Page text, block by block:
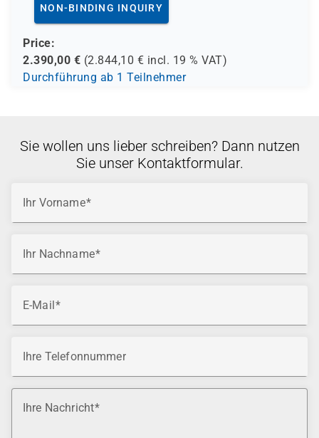
NON-BINDING INQUIRY
Price:
2.390,00 € (2.844,10 € incl. 19 % VAT)
Durchführung ab 1 Teilnehmer
Sie wollen uns lieber schreiben? Dann nutzen
Sie unser Kontaktformular.
Ihr Vorname
Ihr Nachname
E-Mail
Ihre Telefonnummer
Ihre Nachricht